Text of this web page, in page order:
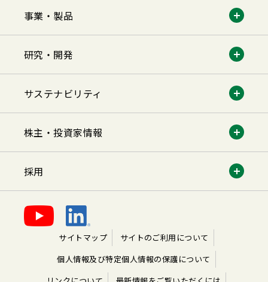
事業・製品
研究・開発
サステナビリティ
株主・投資家情報
採用
サイトマップ
サイトのご利用について
個人情報及び特定個人情報の保護について